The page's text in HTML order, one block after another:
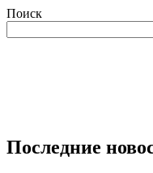
Поиск
Последние